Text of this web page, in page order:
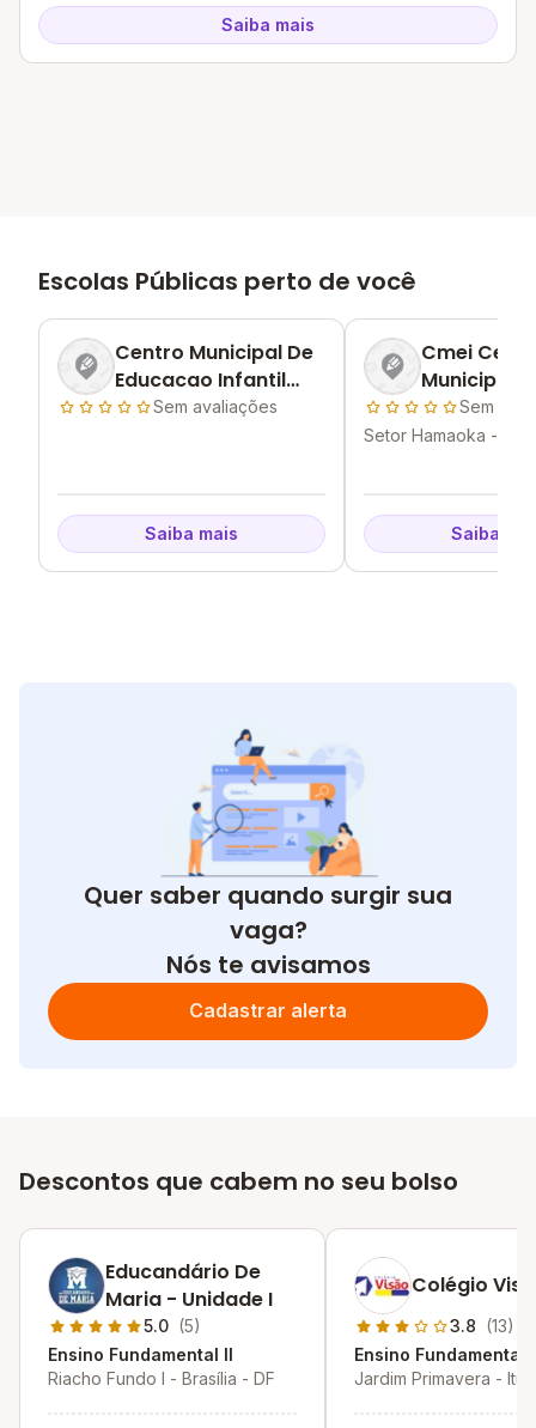
Saiba mais
Escolas Públicas perto de você
Centro Municipal De
Educacao Infantil
Profº Marisvaldo
Sem avaliações
Saiba mais
Cmei
Municipal
Educacao
Carmem
Sem
Setor Hamaoka -
Saiba
Quer saber quando surgir sua
vaga?
Nós te avisamos
Cadastrar alerta
Descontos que cabem no seu bolso
Educandário De
Maria - Unidade I
5.0 (5)
Ensino Fundamental II
Riacho Fundo I - Brasília - DF
Colégio
3.8 (13)
Ensino Fundamental
Jardim Primavera -